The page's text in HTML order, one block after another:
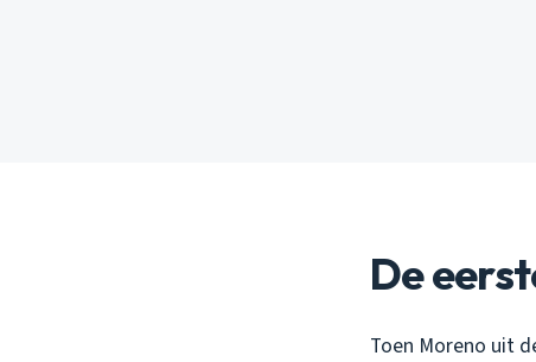
De
Toen Moreno uit